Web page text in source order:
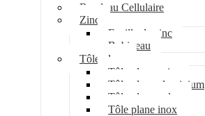
Bandeau Cellulaire
Zinc
Feuille de zinc
Bobineau
Tôle plane
Tôle plane acier
Tôle plane aluminium
Tôle plane galva
Tôle plane inox